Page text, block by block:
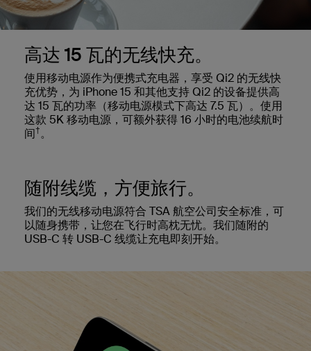
高达 15 瓦的无线快充。
使用移动电源作为便携式充电器，享受 Qi2 的无线快
充优势，为 iPhone 15 和其他支持 Qi2 的设备提供高
达 15 瓦的功率（移动电源模式下高达 7.5 瓦）。使用
这款 5K 移动电源，可额外获得 16 小时的电池续航时
间†。
随附线缆，方便旅行。
我们的无线移动电源符合 TSA 航空公司安全标准，可
以随身携带，让您在飞行时高枕无忧。我们随附的
USB-C 转 USB-C 线缆让充电即刻开始。